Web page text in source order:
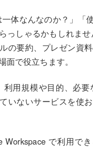
体なんなのか？」「
っしゃるかもしれま
の要約、プレゼン資
面で役立ちます。
利用規模や目的、必
いないサービスを使
Workspace で利用で